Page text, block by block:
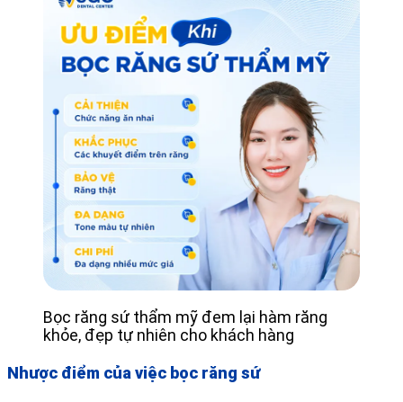
Bọc răng sứ thẩm mỹ đem lại hàm răng
khỏe, đẹp tự nhiên cho khách hàng
Nhược điểm của việc bọc răng sứ